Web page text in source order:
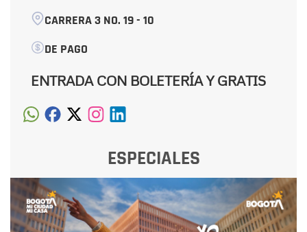
CARRERA 3 NO. 19 - 10
DE PAGO
ENTRADA CON BOLETERÍA Y GRATIS
ESPECIALES